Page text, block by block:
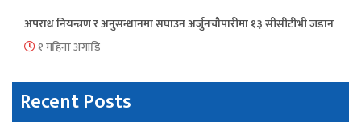
अपराध नियन्त्रण र अनुसन्धानमा सघाउन अर्जुनचौपारीमा १३ सीसीटीभी जडान
१ महिना अगाडि
Recent Posts